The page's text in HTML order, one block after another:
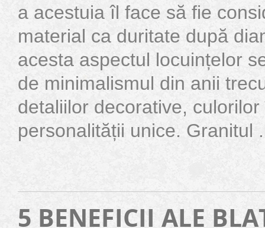
a acestuia îl face să fie
material ca duritate după
acesta aspectul locuințelor
de minimalismul din anii
detaliilor decorative,
personalității unice. Granitul
5 BENEFICII ALE